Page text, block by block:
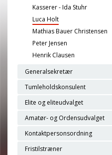
Kasserer - Ida Stuhr
Luca Holt
Mathias Bauer Christensen
Peter Jensen
Henrik Clausen
Generalsekretær
Tumleholdskonsulent
Elite og eliteudvalget
Amatør- og Ordensudvalget
Kontaktpersonsordning
Fristilstræner